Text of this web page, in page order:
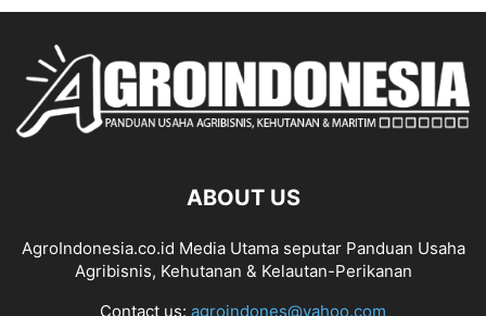
ABOUT US
AgroIndonesia.co.id Media Utama seputar Panduan Usaha
Agribisnis, Kehutanan & Kelautan-Perikanan
Contact us: agroindones@yahoo.com